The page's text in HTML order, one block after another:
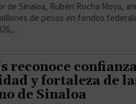
de Sinaloa, Rubén Rocha Moya,
de pesos en fondos
reconoce
y fortaleza de
de Sinaloa